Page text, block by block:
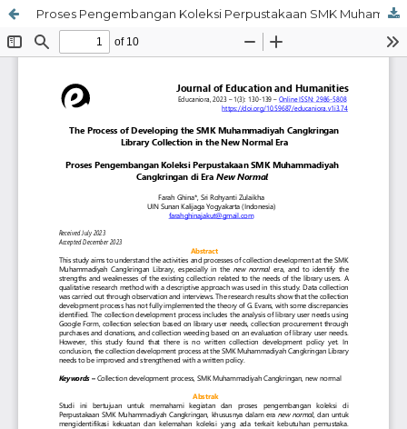
Proses Pengembangan Koleksi Perpustakaan SMK Muhammadiyah Cangkringan di Era New Normal